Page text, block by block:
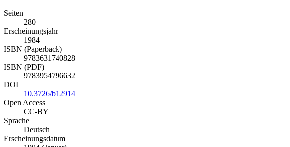
Seiten
280
Erscheinungsjahr
1984
ISBN (Paperback)
9783631740828
ISBN (PDF)
9783954796632
DOI
10.3726/b12914
Open Access
CC-BY
Sprache
Deutsch
Erscheinungsdatum